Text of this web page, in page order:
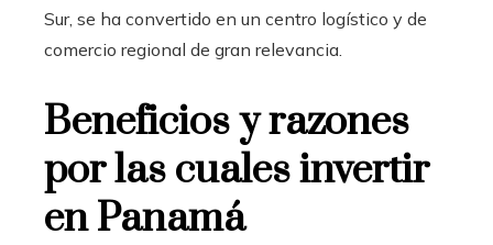
Sur, se ha convertido en un centro logístico y de
comercio regional de gran relevancia.
Beneficios y razones
por las cuales invertir
en Panamá